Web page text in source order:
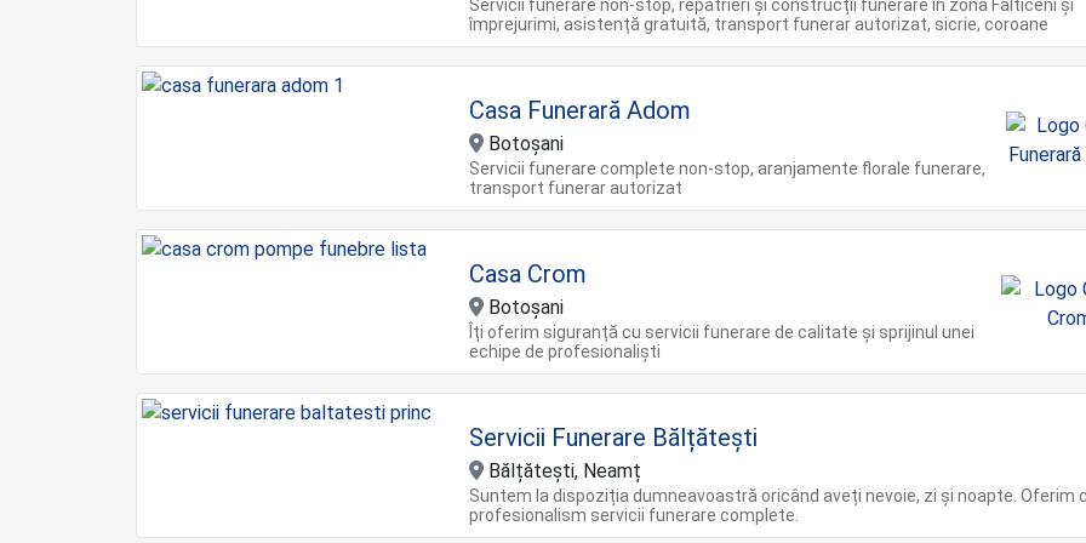
Servicii funerare non-stop, repatrieri și construcții funerare în zona Fălticeni și
împrejurimi, asistență gratuită, transport funerar autorizat, sicrie, coroane
Casa Funerară Adom
Botoșani
Servicii funerare complete non-stop, aranjamente florale funerare,
transport funerar autorizat
Casa Crom
Botoșani
Îți oferim siguranță cu servicii funerare de calitate și sprijinul unei
echipe de profesionaliști
Servicii Funerare Bălțătești
Bălțătești, Neamț
Suntem la dispoziția dumneavoastră oricând aveți nevoie, zi și noapte. Oferim
profesionalism servicii funerare complete.